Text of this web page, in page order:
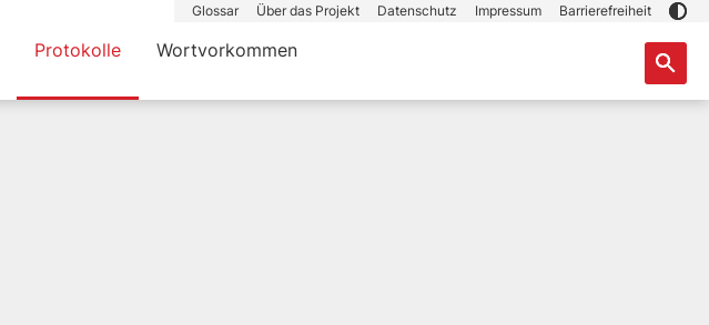
Glossar Über das Projekt Datenschutz Impressum Barrierefreiheit
Protokolle Wortvorkommen